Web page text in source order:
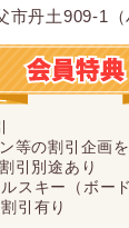
市丹土909-1（
等の割引企画を
引別途あり
スキー（ボー
引有り